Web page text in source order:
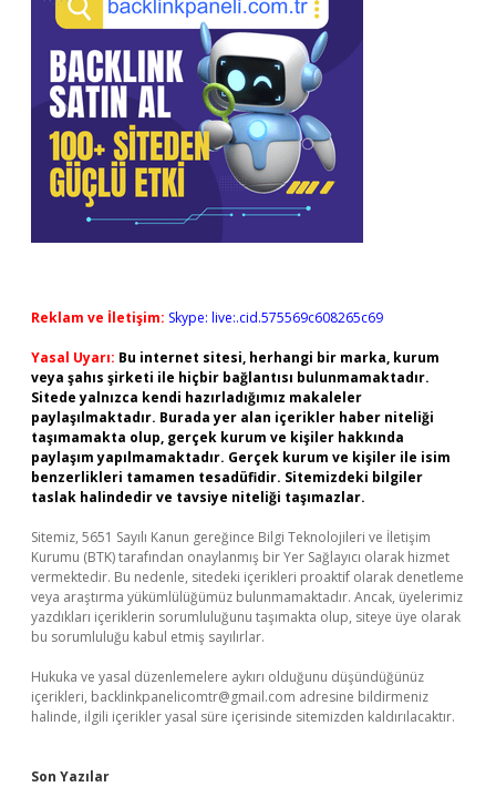
Reklam ve İletişim: Skype: live:.cid.575569c608265c69
Yasal Uyarı: Bu internet sitesi, herhangi bir marka, kurum
veya şahıs şirketi ile hiçbir bağlantısı bulunmamaktadır.
Sitede yalnızca kendi hazırladığımız makaleler
paylaşılmaktadır. Burada yer alan içerikler haber niteliği
taşımamakta olup, gerçek kurum ve kişiler hakkında
paylaşım yapılmamaktadır. Gerçek kurum ve kişiler ile isim
benzerlikleri tamamen tesadüfidir. Sitemizdeki bilgiler
taslak halindedir ve tavsiye niteliği taşımazlar.
Sitemiz, 5651 Sayılı Kanun gereğince Bilgi Teknolojileri ve İletişim
Kurumu (BTK) tarafından onaylanmış bir Yer Sağlayıcı olarak hizmet
vermektedir. Bu nedenle, sitedeki içerikleri proaktif olarak denetleme
veya araştırma yükümlülüğümüz bulunmamaktadır. Ancak, üyelerimiz
yazdıkları içeriklerin sorumluluğunu taşımakta olup, siteye üye olarak
bu sorumluluğu kabul etmiş sayılırlar.
Hukuka ve yasal düzenlemelere aykırı olduğunu düşündüğünüz
içerikleri, backlinkpanelicomtr@gmail.com adresine bildirmeniz
halinde, ilgili içerikler yasal süre içerisinde sitemizden kaldırılacaktır.
Son Yazılar